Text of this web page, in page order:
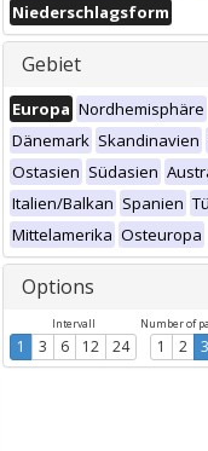
Niederschlagsform
Gebiet
Europa Nordhemisphäre
Dänemark Skandinavien
Ostasien Südasien
Italien/Balkan Spanien
Mittelamerika Osteuropa
Options
Intervall
1 3 6 12 24
Number of
1 2 3